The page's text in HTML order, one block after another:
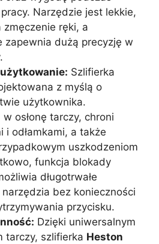
pracy. Narzędzie jest lekkie,
zmęczenie ręki, a
zapewnia dużą precyzję w
Szlifierka
z myślą o
użytkownika.
osłonę tarczy, chroni
i odłamkami, a także
uszkodzeniom
funkcja blokady
długotrwałe
bez konieczności
przycisku.
Dzięki uniwersalnym
tarczy, szlifierka Heston